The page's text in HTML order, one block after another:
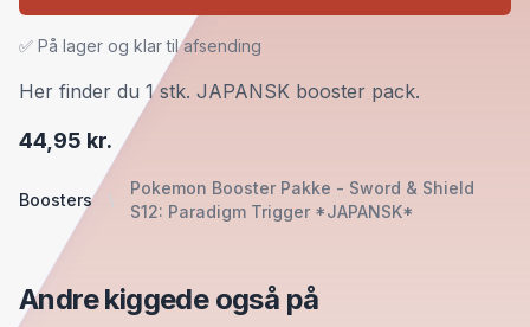
Boosters
Pokemon Booster Pakke - Sword & Shield
S12: Paradigm Trigger *JAPANSK*
44,95 kr.
Her finder du 1 stk. JAPANSK booster pack.
✅ På lager og klar til afsending
Andre kiggede også på